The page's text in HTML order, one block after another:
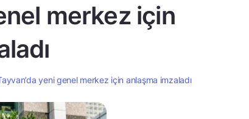
merkez için
yeni genel merkez için anlaşma imzaladı